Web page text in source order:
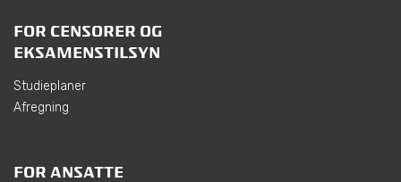
FOR CENSORER OG
EKSAMENSTILSYN
Studieplaner
Afregning
FOR ANSATTE